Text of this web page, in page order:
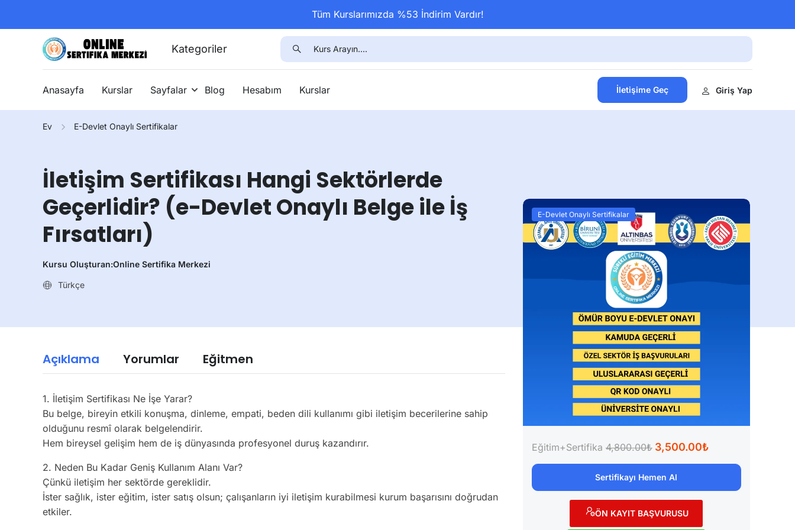
Tüm Kurslarımızda %53 İndirim Vardır!
Kategoriler
Anasayfa Kurslar Sayfalar Blog Hesabım Kurslar İletişime Geç Giriş Yap
Ev E-Devlet Onaylı Sertifikalar
İletişim Sertifikası Hangi Sektörlerde
Geçerlidir? (e-Devlet Onaylı Belge ile İş
Fırsatları)
Kursu Oluşturan:Online Sertifika Merkezi
Türkçe
Açıklama Yorumlar Eğitmen
1. İletişim Sertifikası Ne İşe Yarar?
Bu belge, bireyin etkili konuşma, dinleme, empati, beden dili kullanımı gibi iletişim becerilerine sahip
olduğunu resmî olarak belgelendirir.
Hem bireysel gelişim hem de iş dünyasında profesyonel duruş kazandırır.
2. Neden Bu Kadar Geniş Kullanım Alanı Var?
Çünkü iletişim her sektörde gereklidir.
İster sağlık, ister eğitim, ister satış olsun; çalışanların iyi iletişim kurabilmesi kurum başarısını doğrudan
etkiler.
E-Devlet Onaylı Sertifikalar
Eğitim+Sertifika 4,800.00₺ 3,500.00₺
Sertifikayı Hemen Al
ÖN KAYIT BAŞVURUSU